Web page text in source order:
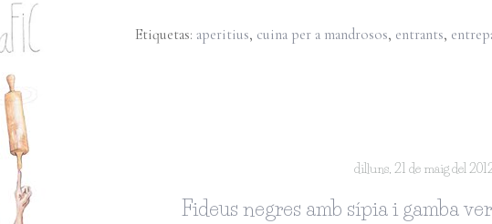
Etiquetas: aperitius, cuina per a mandrosos, entrants,
dilluns, 21 de maig del
Fideus negres amb sípia i gamba